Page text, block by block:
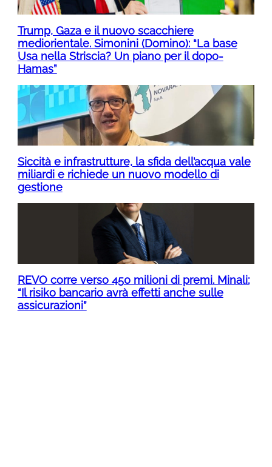
Trump, Gaza e il nuovo scacchiere
mediorientale. Simonini (Domino): “La base
Usa nella Striscia? Un piano per il dopo-
Hamas”
Siccità e infrastrutture, la sfida dell’acqua vale
miliardi e richiede un nuovo modello di
gestione
REVO corre verso 450 milioni di premi. Minali:
“Il risiko bancario avrà effetti anche sulle
assicurazioni”